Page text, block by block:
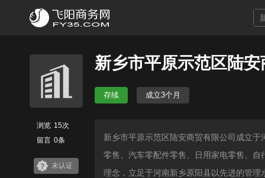
新乡市平原示范区陆
存续 成立3个月
浏览 15次
留言 0条
未认证
新乡市平原示范区陆安商贸有限公司成立
零售、汽车零配件零售、日用家电零售、
理念，立足于河南新乡原阳县以先进的管